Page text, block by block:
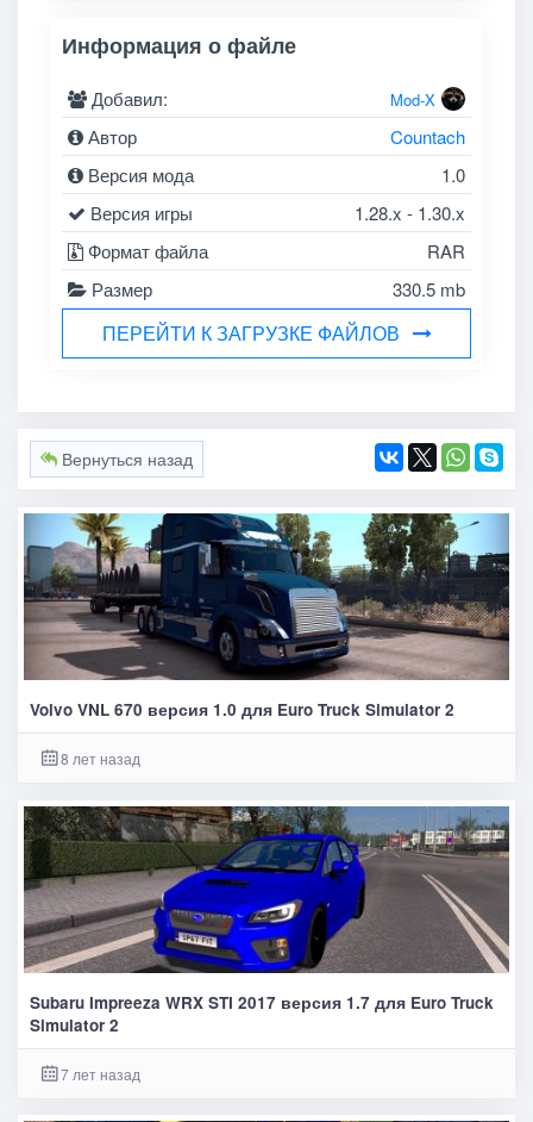
Информация о файле
Добавил: Mod-X
Автор
Countach
Версия мода
1.0
Версия игры
1.28.x - 1.30.x
Формат файла
RAR
Размер
330.5 mb
ПЕРЕЙТИ К ЗАГРУЗКЕ ФАЙЛОВ
Вернуться назад
Volvo VNL 670 версия 1.0 для Euro Truck Simulator 2
8 лет назад
Subaru Impreeza WRX STI 2017 версия 1.7 для Euro Truck
Simulator 2
7 лет назад